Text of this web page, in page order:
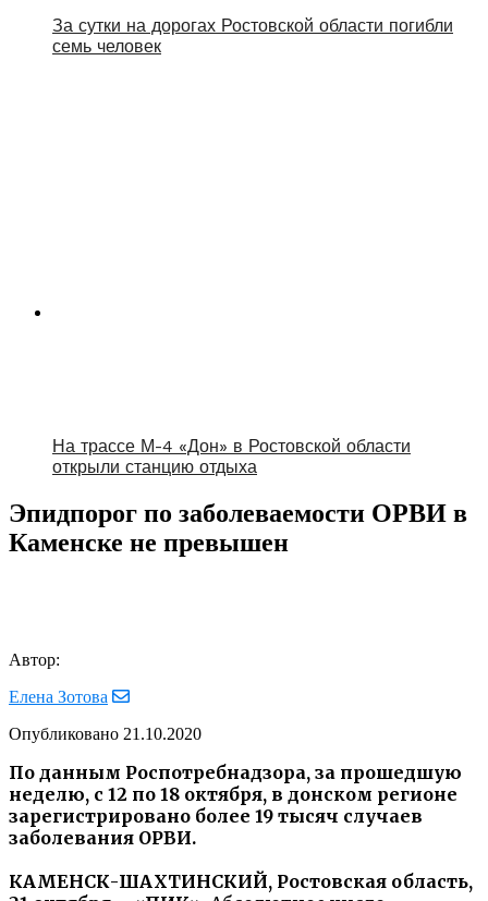
За сутки на дорогах Ростовской области погибли
семь человек
На трассе М-4 «Дон» в Ростовской области
открыли станцию отдыха
Эпидпорог по заболеваемости ОРВИ в
Каменске не превышен
Автор:
Елена Зотова
Опубликовано 21.10.2020
По данным Роспотребнадзора, за прошедшую
неделю, с 12 по 18 октября, в донском регионе
зарегистрировано более 19 тысяч случаев
заболевания ОРВИ.
КАМЕНСК-ШАХТИНСКИЙ, Ростовская область,